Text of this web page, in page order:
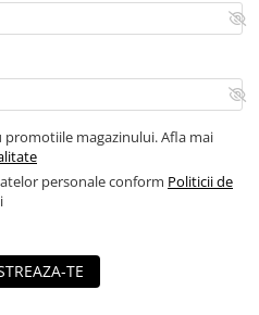
promotiile magazinului. Afla mai
personale conform Politicii de
TE